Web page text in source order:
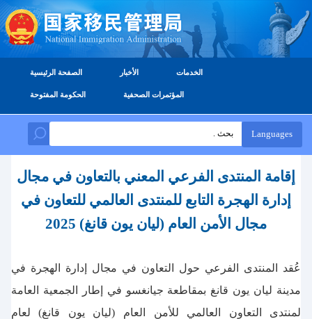
Languages
الصفحة الرئيسية الأخبار الخدمات
الحكومة المفتوحة المؤتمرات الصحفية
إقامة المنتدى الفرعي المعني بالتعاون في مجال
إدارة الهجرة التابع للمنتدى العالمي للتعاون في
مجال الأمن العام (ليان يون قانغ) 2025
عُقد المنتدى الفرعي حول التعاون في مجال إدارة الهجرة في
مدينة ليان يون قانغ بمقاطعة جيانغسو في إطار الجمعية العامة
لمنتدى التعاون العالمي للأمن العام (ليان يون قانغ) لعام